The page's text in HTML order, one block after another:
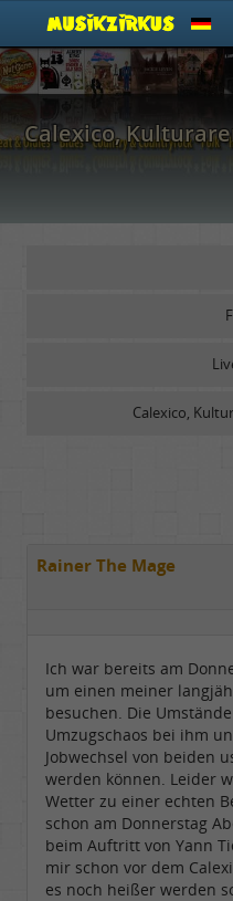
Calexico,
Calexico,
Rainer The Mage
Ich war bereits am
um einen meiner
besuchen. Die
Umzugschaos bei ihm
Jobwechsel von beiden
werden können. Leider
Wetter zu einer echten
schon am Donnerstag
beim Auftritt von Yann
mir schon vor dem
es noch heißer werden